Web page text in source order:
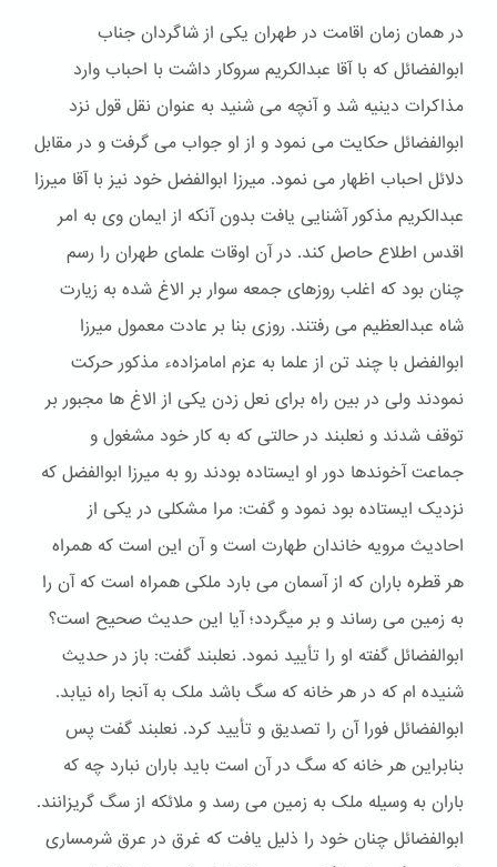
در همان زمان اقامت در طهران یکی از شاگردان جناب
ابوالفضائل که با آقا عبدالکریم سروکار داشت با احباب وارد
مذاکرات دینیه شد و آنچه می شنید به عنوان نقل قول نزد
ابوالفضائل حکایت می نمود و از او جواب می گرفت و در مقابل
دلائل احباب اظهار می نمود. میرزا ابوالفضل خود نیز با آقا میرزا
عبدالکریم مذکور آشنایی یافت بدون آنکه از ایمان وی به امر
اقدس اطلاع حاصل کند. در آن اوقات علمای طهران را رسم
چنان بود که اغلب روزهای جمعه سوار بر الاغ شده به زیارت
شاه عبدالعظیم می رفتند. روزی بنا بر عادت معمول میرزا
ابوالفضل با چند تن از علما به عزم امامزادهء مذکور حرکت
نمودند ولی در بین راه برای نعل زدن یکی از الاغ ها مجبور بر
توقف شدند و نعلبند در حالتی که به کار خود مشغول و
جماعت آخوندها دور او ایستاده بودند رو به میرزا ابوالفضل که
نزدیک ایستاده بود نمود و گفت: مرا مشکلی در یکی از
احادیث مرویه خاندان طهارت است و آن این است که همراه
هر قطره باران که از آسمان می بارد ملکی همراه است که آن را
به زمین می رساند و بر میگردد؛ آیا این حدیث صحیح است؟
ابوالفضائل گفته او را تأیید نمود. نعلبند گفت: باز در حدیث
شنیده ام که در هر خانه که سگ باشد ملک به آنجا راه نیابد.
ابوالفضائل فورا آن را تصدیق و تأیید کرد. نعلبند گفت پس
بنابراین هر خانه که سگ در آن است باید باران نبارد چه که
باران به وسیله ملک به زمین می رسد و ملائکه از سگ گریزانند.
ابوالفضائل چنان خود را ذلیل یافت که غرق در عرق شرمساری